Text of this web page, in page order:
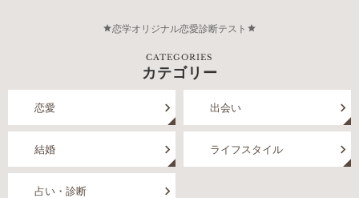
恋学オリジナル恋愛診断テスト
CATEGORIES
カテゴリー
恋愛 出会い
結婚 ライフスタイル
占い・診断